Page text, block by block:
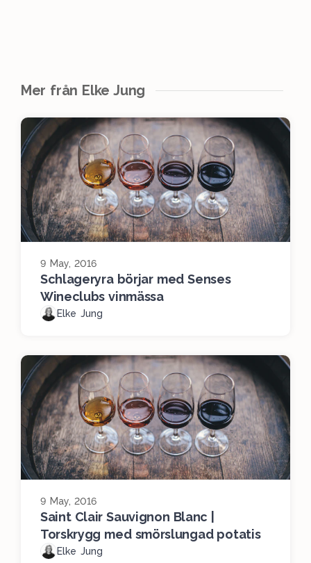
Mer från Elke Jung
9 May, 2016
Schlageryra börjar med Senses
Wineclubs vinmässa
Elke Jung
9 May, 2016
Saint Clair Sauvignon Blanc |
Torskrygg med smörslungad potatis
Elke Jung